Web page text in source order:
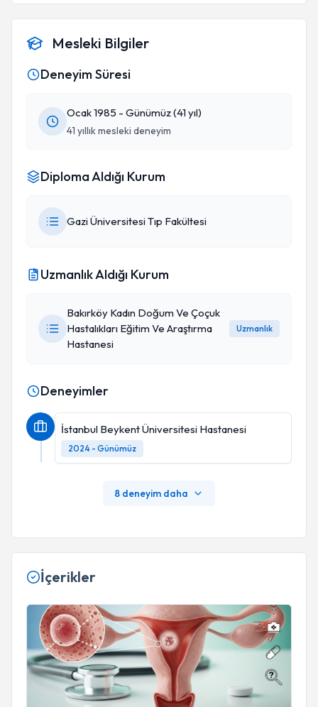
Mesleki Bilgiler
Deneyim Süresi
Ocak 1985 - Günümüz (41 yıl)
41 yıllık mesleki deneyim
Diploma Aldığı Kurum
Gazi Üniversitesi Tıp Fakültesi
Uzmanlık Aldığı Kurum
Bakırköy Kadın Doğum Ve Çoçuk
Hastalıkları Eğitim Ve Araştırma
Hastanesi
Uzmanlık
Deneyimler
İstanbul Beykent Üniversitesi Hastanesi
2024 - Günümüz
8 deneyim daha
İçerikler
Yumurtalık (Over) Kanseri Nedir? Belirtileri, Tanısı ve